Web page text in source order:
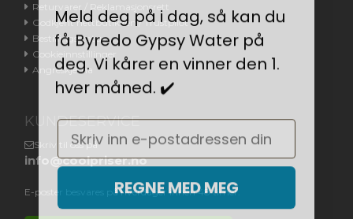
Returvarer / Reklamasjonsrett
Godkjent nettbutikken / Trustpilot
Bestillingsstatus
Cookieinnstillinger
Angreskjema
KUNDESERVICE
Skriv til oss på
info@coolpriser.no
E-poster besvares på hverdager innen 48 timer.
Meld deg på i dag, så kan du
få Byredo Gypsy Water på
deg. Vi kårer en vinner den 1.
hver måned. ✔️
Email
REGNE MED MEG